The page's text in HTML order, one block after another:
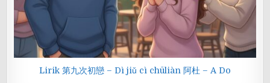
Lirik 第九次初戀 – Dì jiǔ cì chūliàn 阿杜 – A Do